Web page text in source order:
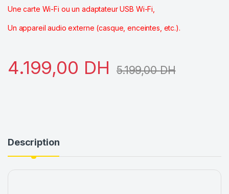
Une carte Wi-Fi ou un adaptateur USB Wi-Fi,
Un appareil audio externe (casque, enceintes, etc.).
4.199,00 DH 5.199,00DH
Description